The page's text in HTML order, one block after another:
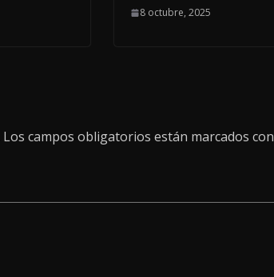
8 octubre, 2025
Los campos obligatorios están marcados con